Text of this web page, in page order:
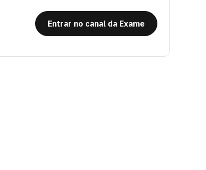
Entrar no canal da Exame